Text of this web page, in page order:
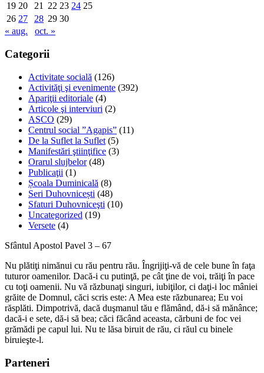
19 20 21 22 23 24 25
26 27 28 29 30
« aug.
oct. »
Categorii
Activitate socială (126)
Activităţi şi evenimente (392)
Apariţii editoriale (4)
Articole şi interviuri (2)
ASCO (29)
Centrul social ”Agapis” (11)
De la Suflet la Suflet (5)
Manifestări ştiinţifice (3)
Orarul slujbelor(48)
Publicaţii (1)
Școala Duminicală (8)
Seri Duhovnicești (48)
Sfaturi Duhovniceşti (10)
Uncategorized (19)
Versete (4)
Sfântul Apostol Pavel 3 – 67
Nu plătiţi nimănui cu rău pentru rău. Îngrijiţi-vă de cele bune în faţa
tuturor oamenilor. Dacă-i cu putinţă, pe cât ţine de voi, trăiţi în pace
cu toţi oamenii. Nu vă răzbunaţi singuri, iubiţilor, ci daţi-i loc mâniei
grăite de Domnul, căci scris este: A Mea este răzbunarea; Eu voi
răsplăti. Dimpotrivă, dacă duşmanul tău e flămând, dă-i să mănânce;
dacă-i e sete, dă-i să bea; căci făcând aceasta, cărbuni de foc vei
grămădi pe capul lui. Nu te lăsa biruit de rău, ci răul cu binele
biruieşte-l.
Parteneri